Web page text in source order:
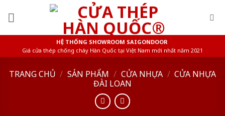
HỆ THỐNG SHOWROOM SAIGONDOOR
Giá cửa thép chống cháy Hàn Quốc tại Việt Nam mới nhất năm 2021
TRANG CHỦ / SẢN PHẨM / CỬA NHỰA / CỬA NHỰA
ĐÀI LOAN